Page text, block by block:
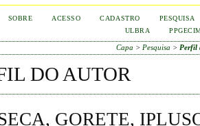
SOBRE ACESSO CADASTRO
PESQUISA
ULBRA
Capa > Pesquisa > Perfil
DO AUTOR
GORETE,